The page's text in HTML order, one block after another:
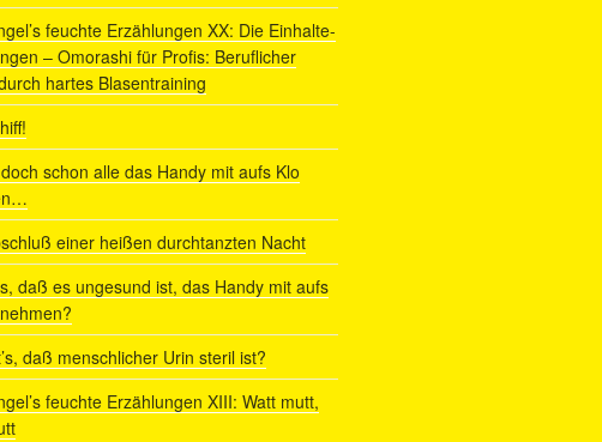
feuchte Erzählungen XX: Die Einhalte-
– Omorashi für Profis: Beruflicher
hartes Blasentraining
schon alle das Handy mit aufs Klo
einer heißen durchtanzten Nacht
daß es ungesund ist, das Handy mit aufs
daß menschlicher Urin steril ist?
feuchte Erzählungen XIII: Watt mutt,